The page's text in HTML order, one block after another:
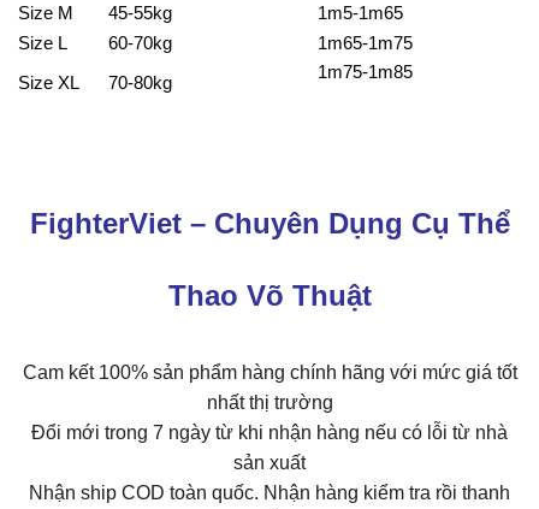
Size M
45-55kg
1m5-1m65
Size L
60-70kg
1m65-1m75
Size XL
70-80kg
1m75-1m85
FighterViet – Chuyên Dụng Cụ Thể
Thao Võ Thuật
Cam kết 100% sản phẩm hàng chính hãng với mức giá tốt
nhất thị trường
Đổi mới trong 7 ngày từ khi nhận hàng nếu có lỗi từ nhà
sản xuất
Nhận ship COD toàn quốc. Nhận hàng kiểm tra rồi thanh